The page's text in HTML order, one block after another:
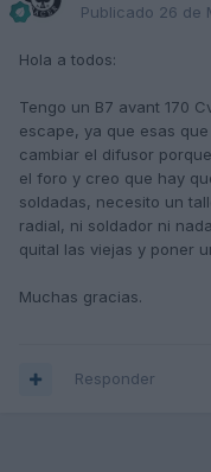
Publicado 26 de
Hola a todos:
Tengo un B7 avant 170
escape, ya que esas
cambiar el difusor
el foro y creo que hay
soldadas, necesito un
radial, ni soldador ni
quital las viejas y poner
Muchas gracias.
Responder